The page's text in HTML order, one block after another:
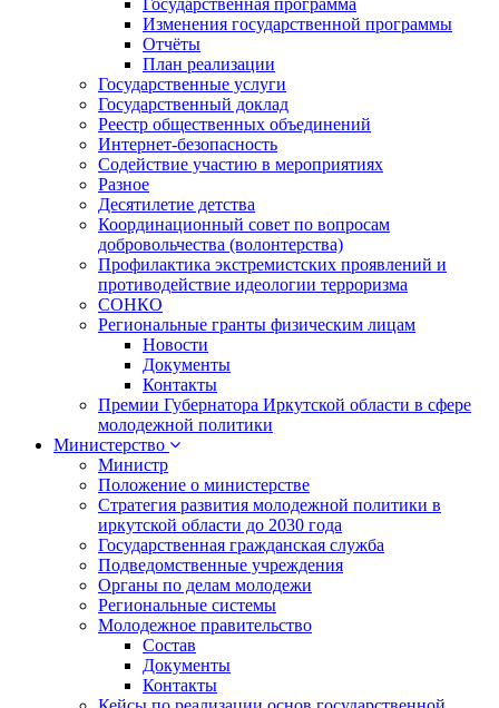
Государственная программа
Изменения государственной программы
Отчёты
План реализации
Государственные услуги
Государственный доклад
Реестр общественных объединений
Интернет-безопасность
Содействие участию в мероприятиях
Разное
Десятилетие детства
Координационный совет по вопросам
добровольчества (волонтерства)
Профилактика экстремистских проявлений и
противодействие идеологии терроризма
СОНКО
Региональные гранты физическим лицам
Новости
Документы
Контакты
Премии Губернатора Иркутской области в сфере
молодежной политики
Министерство
Министр
Положение о министерстве
Стратегия развития молодежной политики в
иркутской области до 2030 года
Государственная гражданская служба
Подведомственные учреждения
Органы по делам молодежи
Региональные системы
Молодежное правительство
Состав
Документы
Контакты